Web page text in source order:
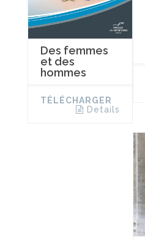
Des femmes
et des
hommes
TÉLÉCHARGER
Details